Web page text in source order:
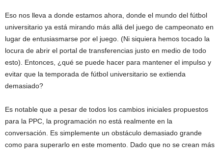
Eso nos lleva a donde estamos ahora, donde el mundo del fútbol
universitario ya está mirando más allá del juego de campeonato en
lugar de entusiasmarse por el juego. (Ni siquiera hemos tocado la
locura de abrir el portal de transferencias justo en medio de todo
esto). Entonces, ¿qué se puede hacer para mantener el impulso y
evitar que la temporada de fútbol universitario se extienda
demasiado?
Es notable que a pesar de todos los cambios iniciales propuestos
para la PPC, la programación no está realmente en la
conversación. Es simplemente un obstáculo demasiado grande
como para superarlo en este momento. Dado que no se crean más